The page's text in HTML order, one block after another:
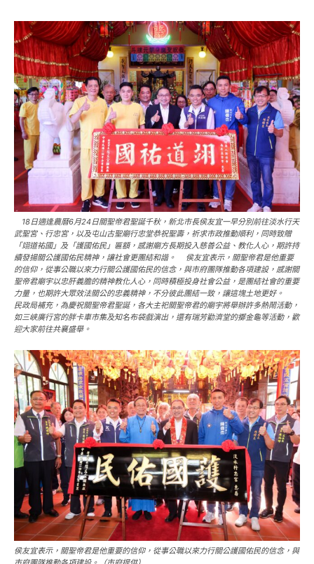
18日適逢農曆6月24日關聖帝君聖誕千秋，新北市長侯友宜一早分別前往淡水行天
武聖宮、行忠宮，以及屯山古聖廟行忠堂恭祝聖壽，祈求市政推動順利，同時致贈
「翊道祐國」及「護國佑民」匾額，感謝廟方長期投入慈善公益、教化人心，期許持
續發揚關公護國佑民精神，讓社會更團結和諧。 侯友宜表示，關聖帝君是他重要
的信仰，從事公職以來力行關公護國佑民的信念，與市府團隊推動各項建設，感謝關
聖帝君廟宇以忠肝義膽的精神教化人心，同時積極投身社會公益，是團結社會的重要
力量，也期許大眾效法關公的忠義精神，不分彼此團結一致，讓這塊土地更好。
民政局補充，為慶祝關聖帝君聖誕，各大主祀關聖帝君的廟宇將舉辦許多熱鬧活動，
如三峽廣行宮的胖卡車市集及知名布袋戲演出，還有瑞芳勸濟堂的擲金龜等活動，歡
迎大家前往共襄盛舉。
侯友宜表示，關聖帝君是他重要的信仰，從事公職以來力行關公護國佑民的信念，與